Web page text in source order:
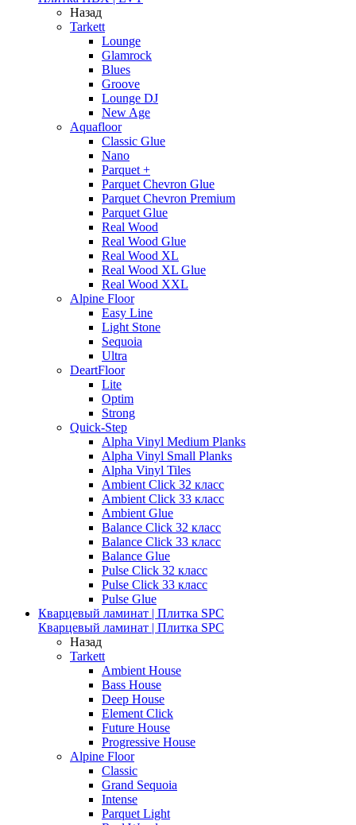
Назад
Tarkett
Lounge
Glamrock
Blues
Groove
Lounge DJ
New Age
Aquafloor
Classic Glue
Nano
Parquet +
Parquet Chevron Glue
Parquet Chevron Premium
Parquet Glue
Real Wood
Real Wood Glue
Real Wood XL
Real Wood XL Glue
Real Wood XXL
Alpine Floor
Easy Line
Light Stone
Sequoia
Ultra
DeartFloor
Lite
Optim
Strong
Quick-Step
Alpha Vinyl Medium Planks
Alpha Vinyl Small Planks
Alpha Vinyl Tiles
Ambient Click 32 класс
Ambient Click 33 класс
Ambient Glue
Balance Click 32 класс
Balance Click 33 класс
Balance Glue
Pulse Click 32 класс
Pulse Click 33 класс
Pulse Glue
Кварцевый ламинат | Плитка SPC
Кварцевый ламинат | Плитка SPC
Назад
Tarkett
Ambient House
Bass House
Deep House
Element Click
Future House
Progressive House
Alpine Floor
Classic
Grand Sequoia
Intense
Parquet Light